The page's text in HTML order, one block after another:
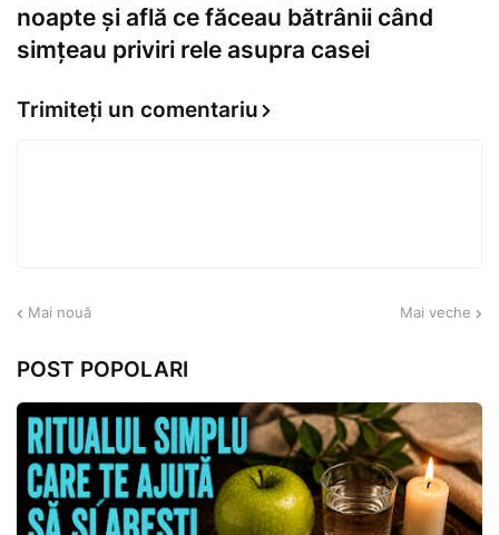
noapte și află ce făceau bătrânii când
simțeau priviri rele asupra casei
Trimiteți un comentariu
Mai nouă Mai veche
POST POPOLARI